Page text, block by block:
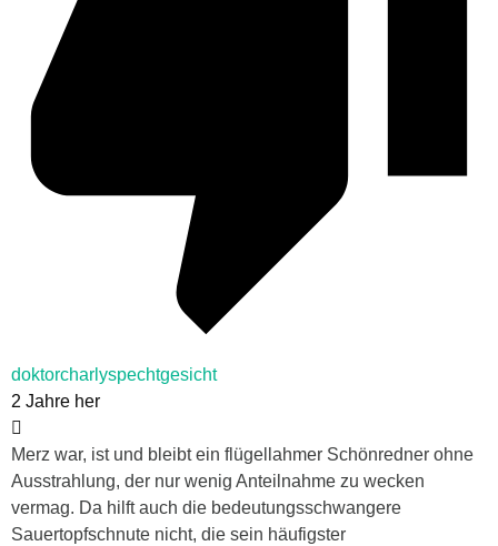
doktorcharlyspechtgesicht
2 Jahre her
Merz war, ist und bleibt ein flügellahmer Schönredner ohne
Ausstrahlung, der nur wenig Anteilnahme zu wecken
vermag. Da hilft auch die bedeutungsschwangere
Sauertopfschnute nicht, die sein häufigster